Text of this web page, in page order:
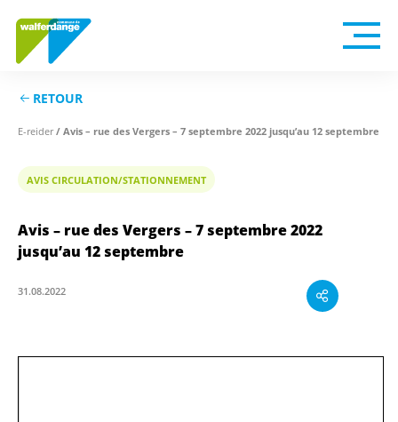
RETOUR
E-reider/ Avis – rue des Vergers – 7 septembre 2022 jusqu’au 12 septembre
AVIS CIRCULATION/STATIONNEMENT
Avis – rue des Vergers – 7 septembre 2022
jusqu’au 12 septembre
31.08.2022